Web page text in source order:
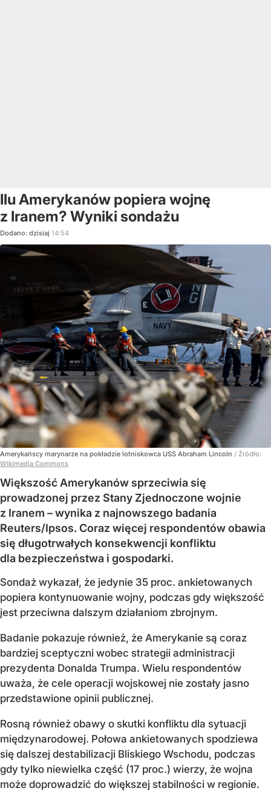
Ilu Amerykanów popiera wojnę
z Iranem? Wyniki sondażu
Dodano: dzisiaj 14:54
Amerykańscy marynarze na pokładzie lotniskowca USS Abraham Lincoln / Źródło:
Wikimedia Commons
Większość Amerykanów sprzeciwia się
prowadzonej przez Stany Zjednoczone wojnie
z Iranem – wynika z najnowszego badania
Reuters/Ipsos. Coraz więcej respondentów obawia
się długotrwałych konsekwencji konfliktu
dla bezpieczeństwa i gospodarki.
Sondaż wykazał, że jedynie 35 proc. ankietowanych
popiera kontynuowanie wojny, podczas gdy większość
jest przeciwna dalszym działaniom zbrojnym.
Badanie pokazuje również, że Amerykanie są coraz
bardziej sceptyczni wobec strategii administracji
prezydenta Donalda Trumpa. Wielu respondentów
uważa, że cele operacji wojskowej nie zostały jasno
przedstawione opinii publicznej.
Rosną również obawy o skutki konfliktu dla sytuacji
międzynarodowej. Połowa ankietowanych spodziewa
się dalszej destabilizacji Bliskiego Wschodu, podczas
gdy tylko niewielka część (17 proc.) wierzy, że wojna
może doprowadzić do większej stabilności w regionie.